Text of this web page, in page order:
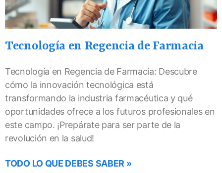
Tecnología en Regencia de Farmacia
Tecnología en Regencia de Farmacia: Descubre
cómo la innovación tecnológica está
transformando la industria farmacéutica y qué
oportunidades ofrece a los futuros profesionales en
este campo. ¡Prepárate para ser parte de la
revolución en la salud!
TODO LO QUE DEBES SABER »